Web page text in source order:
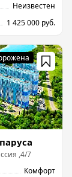
Неизвестен
1 425 000 руб.
,4/7
Комфорт